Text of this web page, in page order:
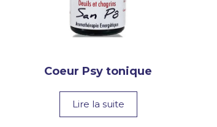
Coeur Psy tonique
Lire la suite